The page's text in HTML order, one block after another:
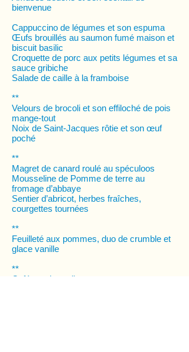
bienvenue
Cappuccino de légumes et son espuma
Œufs brouillés au saumon fumé maison et
biscuit basilic
Croquette de porc aux petits légumes et sa
sauce gribiche
Salade de caille à la framboise
**
Velours de brocoli et son effiloché de pois
mange-tout
Noix de Saint-Jacques rôtie et son œuf
poché
**
Magret de canard roulé au spéculoos
Mousseline de Pomme de terre au
fromage d’abbaye
Sentier d’abricot, herbes fraîches,
courgettes tournées
**
Feuilleté aux pommes, duo de crumble et
glace vanille
**
Café et mignardises